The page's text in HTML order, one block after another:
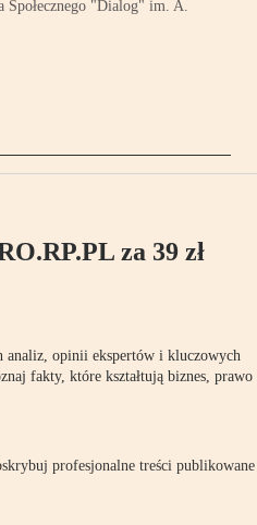
Społecznego "Dialog" im. A.
za 39 zł
analiz, opinii ekspertów i kluczowych
fakty, które kształtują biznes, prawo
profesjonalne treści publikowane